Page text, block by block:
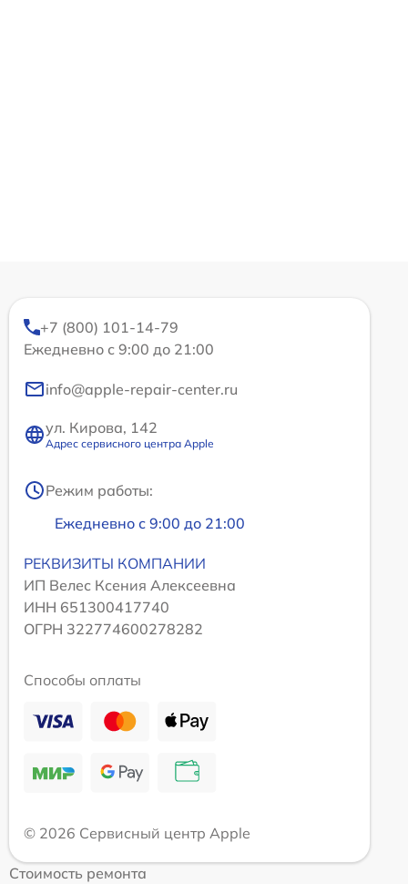
+7 (800) 101-14-79
Ежедневно с 9:00 до 21:00
info@apple-repair-center.ru
ул. Кирова, 142
Адрес сервисного центра Apple
Режим работы:
Ежедневно с 9:00 до 21:00
РЕКВИЗИТЫ КОМПАНИИ
ИП Велес Ксения Алексеевна
ИНН 651300417740
ОГРН 322774600278282
Способы оплаты
© 2026 Сервисный центр Apple
Стоимость ремонта